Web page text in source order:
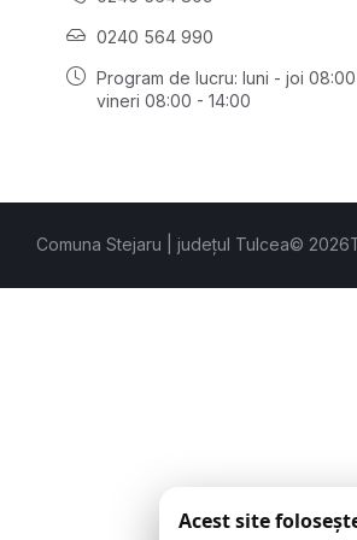
0240 564 990
Program de lucru: luni - joi 08:00
vineri 08:00 - 14:00
Comuna Stejaru | județul Tulcea© 2026
Acest site